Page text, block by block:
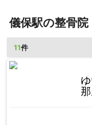
儀保駅の整骨
11件